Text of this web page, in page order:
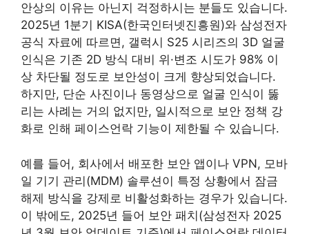
안상의 이유는 아닌지 걱정하시는 분들도 있습니다.
2025년 1분기 KISA(한국인터넷진흥원)와 삼성전자
공식 자료에 따르면, 갤럭시 S25 시리즈의 3D 얼굴
인식은 기존 2D 방식 대비 위·변조 시도가 98% 이
상 차단될 정도로 보안성이 크게 향상되었습니다.
하지만, 단순 사진이나 동영상으로 얼굴 인식이 뚫
리는 사례는 거의 없지만, 일시적으로 보안 정책 강
화로 인해 페이스언락 기능이 제한될 수 있습니다.
예를 들어, 회사에서 배포한 보안 앱이나 VPN, 모바
일 기기 관리(MDM) 솔루션이 특정 상황에서 잠금
해제 방식을 강제로 비활성화하는 경우가 있습니다.
이 밖에도, 2025년 들어 보안 패치(삼성전자 2025